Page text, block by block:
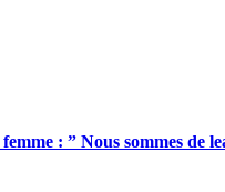
: ” Nous sommes